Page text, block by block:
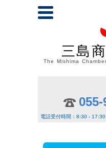
三島
The Mishima
電話受付時間：8:30 - 17:30